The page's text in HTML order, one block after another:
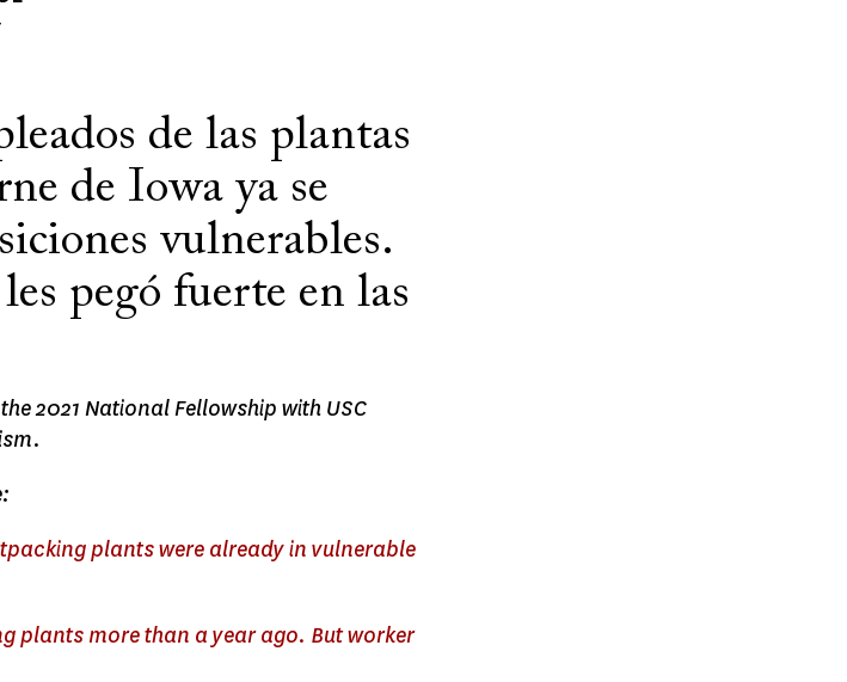
de las plantas
de Iowa ya se
vulnerables.
pegó fuerte en las
2021 National Fellowship with USC
plants were already in vulnerable
plants more than a year ago. But worker